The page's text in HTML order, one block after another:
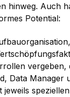
hinweg. Auch
Potential:
vergeben,
Data Manager
jeweils